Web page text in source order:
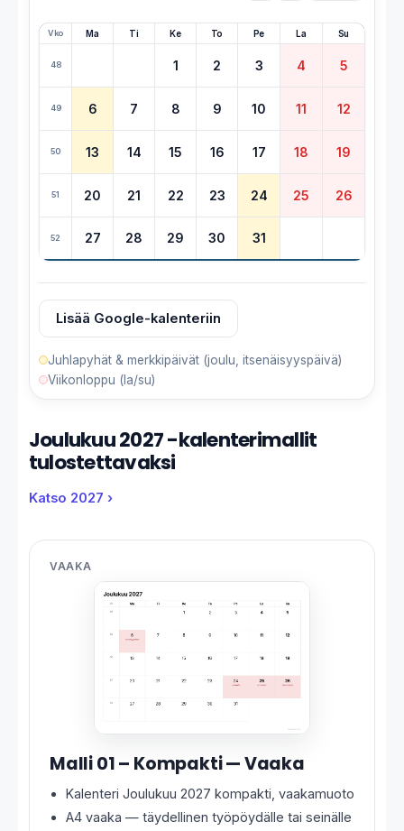
Vko Ma Ti Ke To Pe La Su
48 1 2 3 4 5
49 6 7 8 9 10 11 12
50 13 14 15 16 17 18 19
51 20 21 22 23 24 25 26
52 27 28 29 30 31
Lisää Google-kalenteriin
Juhlapyhät & merkkipäivät (joulu, itsenäisyyspäivä)
Viikonloppu (la/su)
Joulukuu 2027 -kalenterimallit
tulostettavaksi
Katso 2027 ›
VAAKA
Malli 01 – Kompakti — Vaaka
Kalenteri Joulukuu 2027 kompakti, vaakamuoto
A4 vaaka — täydellinen työpöydälle tai seinälle